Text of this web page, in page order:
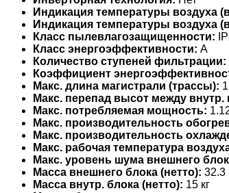
Индикация температуры воздуха
Индикация температуры воздуха
Класс пылевлагозащищенности:
Класс энергоэффективности: A
Количество ступеней фильтрации:
Коэффициент
Макс. длина магистрали (трассы):
Макс. перепад высот между
Макс. потребляемая мощность:
Макс. производительность
Макс. производительность
Макс. рабочая температура
Макс. уровень шума внешнего
Масса внешнего блока (нетто): 32.3
Масса внутр. блока (нетто): 15 кг